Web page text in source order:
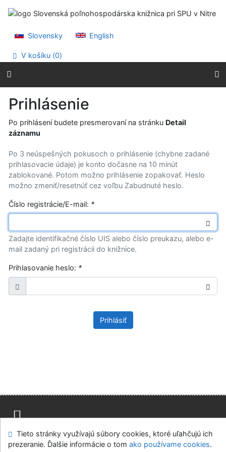
Prejsť na menu
Slovensky
English
V košíku (0)
Prihlásenie
Po prihlásení budete presmerovaní na stránku Detail
záznamu
Po 3 neúspešných pokusoch o prihlásenie (chybne zadané
prihlasovacie údaje) je konto dočasne na 10 minút
zablokované. Potom možno prihlásenie zopakovať. Heslo
možno zmeniť/resetnúť cez voľbu Zabudnuté heslo.
Číslo registrácie/E-mail: *
Zadajte identifikačné číslo UIS alebo číslo preukazu, alebo e-
mail zadaný pri registrácii do knižnice.
Prihlasovanie heslo: *
Prihlásiť
Mapa stránok Prístupnosť
Súkromie
Modul OpenSearch
Napíšte nám Nastavenie cookies
Tieto stránky využívajú súbory cookies, ktoré uľahčujú ich
prezeranie. Ďalšie informácie o tom ako používame cookies.